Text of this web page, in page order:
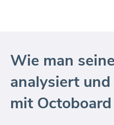
Wie man
analysiert
mit